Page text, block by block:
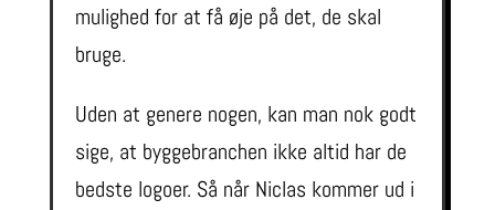
mulighed for at få øje på det, de skal
bruge.
Uden at genere nogen, kan man nok godt
sige, at byggebranchen ikke altid har de
bedste logoer. Så når Niclas kommer ud i